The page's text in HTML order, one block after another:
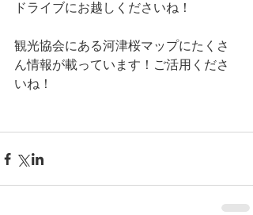
ドライブにお越しくださいね！
観光協会にある河津桜マップにたくさ
ん情報が載っています！ご活用くださ
いね！